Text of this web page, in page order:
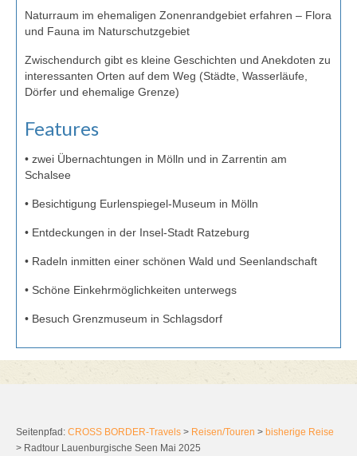
Naturraum im ehemaligen Zonenrandgebiet erfahren – Flora
und Fauna im Naturschutzgebiet
Zwischendurch gibt es kleine Geschichten und Anekdoten zu
interessanten Orten auf dem Weg (Städte, Wasserläufe,
Dörfer und ehemalige Grenze)
Features
• zwei Übernachtungen in Mölln und in Zarrentin am
Schalsee
• Besichtigung Eurlenspiegel-Museum in Mölln
• Entdeckungen in der Insel-Stadt Ratzeburg
• Radeln inmitten einer schönen Wald und Seenlandschaft
• Schöne Einkehrmöglichkeiten unterwegs
• Besuch Grenzmuseum in Schlagsdorf
Seitenpfad: CROSS BORDER-Travels > Reisen/Touren > bisherige Reise
> Radtour Lauenburgische Seen Mai 2025